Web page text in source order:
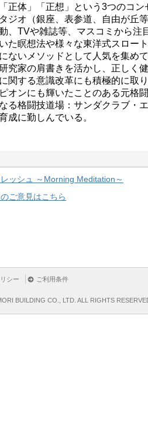
正体」「正想」という3つのコン
ジオ（銀座、表参道、自由が丘
、TVや雑誌等、マスコミから注
た瞑想法や様々な東洋式スロー
ないメソッドとして人気を集め
究家の肩書きを活かし、正しく
関する意識改革にも積極的に取
オンにも輝いたことのある元格
る格闘技道場：サンダクラブ・
成に勤しんでいる。
ッシュ ～Morning Meditation～
ご意見はこちら
シー ご利用条件
BUILDING CO., LTD. ALL RIGHTS